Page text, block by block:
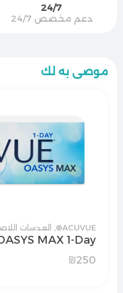
24/7
دعم مخصص 24/7
موصى به لك
ACUVUE® العدسات
MAX 1-Day
₪250